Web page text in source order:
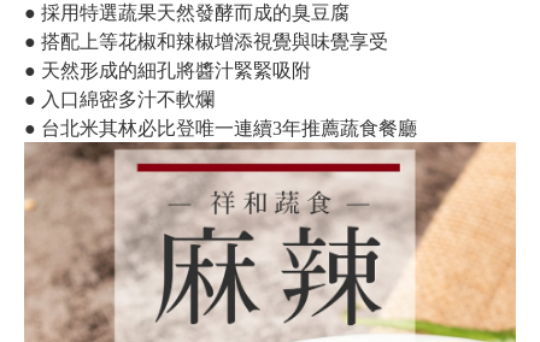
● 採用特選蔬果天然發酵而成的臭豆腐
● 搭配上等花椒和辣椒增添視覺與味覺享受
● 天然形成的細孔將醬汁緊緊吸附
● 入口綿密多汁不軟爛
● 台北米其林必比登唯一連續3年推薦蔬食餐廳